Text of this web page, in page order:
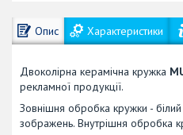
Опис Характеристики
Двоколірна керамічна кружка
рекламної продукції.
Зовнішня обробка кружки -
зображень. Внутрішня обробка